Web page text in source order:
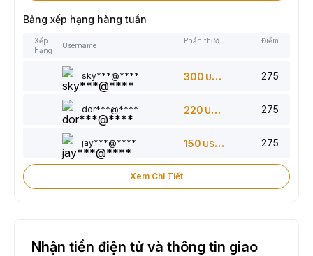
Bảng xếp hạng hàng tuần
Xếp
hạng
Username
Điểm
sky***@**** 300 USDT 275
dor***@**** 220 USDT 275
jay***@**** 150 USDT 275
Xem Chi Tiết
Nhận tiền điện tử và thông tin giao